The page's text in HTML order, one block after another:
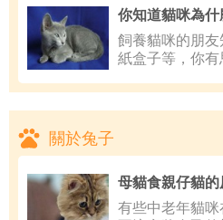
你知道貓咪為
飼養貓咪的朋友
紙盒子等，你
關於兔子
母貓食親仔貓
有些中老年貓咪